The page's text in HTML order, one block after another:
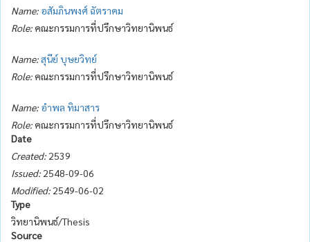
Name: อสัมภินพงศ์ ฉัตราคม
Role: คณะกรรมการที่ปรึกษาวิทยานิพนธ์
Name:สุนีย์ บุษยวิทย์
Role: คณะกรรมการที่ปรึกษาวิทยานิพนธ์
Name: อำพล ทิมาสาร
Role: คณะกรรมการที่ปรึกษาวิทยานิพนธ์
Date
Created: 2539
Issued: 2548-09-06
Modified: 2549-06-02
Type
วิทยานิพนธ์/Thesis
Source